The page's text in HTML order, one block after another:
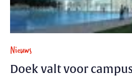
Nieuws
Doek valt voor